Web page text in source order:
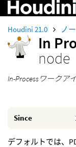
Houdini 21.0 ノ
In
node
In-Processワークア
Since
デフォルトでは、